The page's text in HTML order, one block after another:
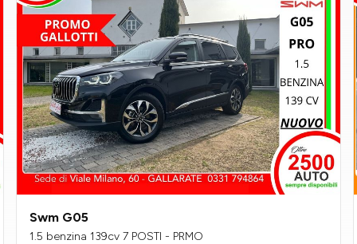
Swm G05
1.5 benzina 139cv 7 POSTI - PRMO